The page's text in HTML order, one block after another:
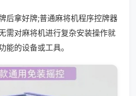
后拿好牌;普通麻将机程序控牌器
需对麻将机进行复杂安装操作就
能的设备或工具。